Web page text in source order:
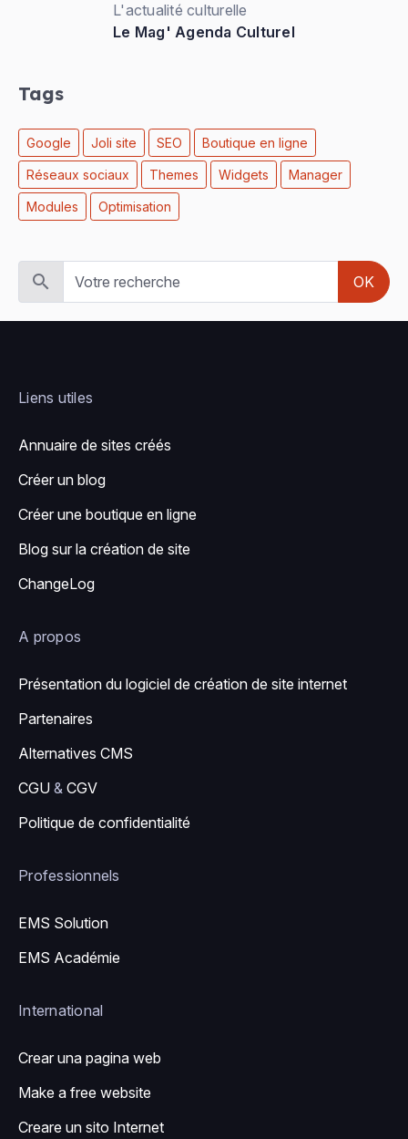
L'actualité culturelle
Le Mag' Agenda Culturel
Tags
Google Joli site SEO Boutique en ligne
Réseaux sociaux Themes Widgets Manager
Modules Optimisation
OK
Liens utiles
Annuaire de sites créés
Créer un blog
Créer une boutique en ligne
Blog sur la création de site
ChangeLog
A propos
Présentation du logiciel de création de site internet
Partenaires
Alternatives CMS
CGU & CGV
Politique de confidentialité
Professionnels
EMS Solution
EMS Académie
International
Crear una pagina web
Make a free website
Creare un sito Internet